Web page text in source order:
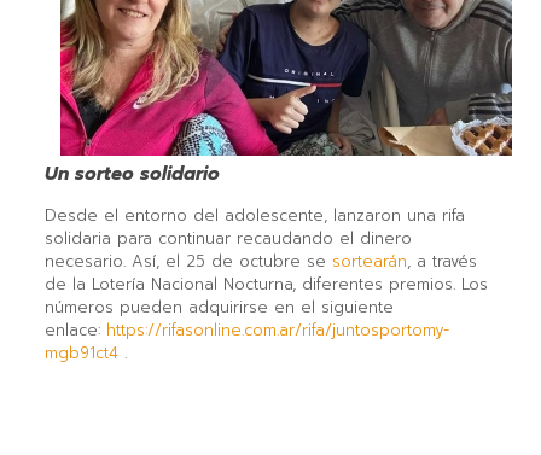
Un sorteo solidario
Desde el entorno del adolescente, lanzaron una rifa
solidaria para continuar recaudando el dinero
necesario. Así, el 25 de octubre se sortearán, a través
de la Lotería Nacional Nocturna, diferentes premios. Los
números pueden adquirirse en el siguiente
enlace: https://rifasonline.com.ar/rifa/juntosportomy-
mgb91ct4.